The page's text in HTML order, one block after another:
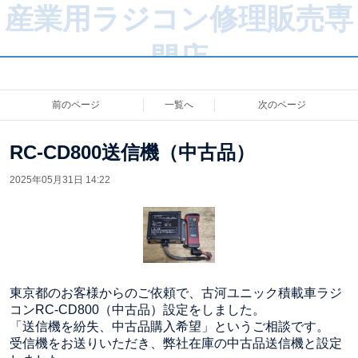
産業用ラジコン修理販売専
門店
前のページ 一覧へ 次のページ
RC-CD800送信機（中古品）
2025年05月31日 14:22
東京都のお客様からのご依頼で、古河ユニック積載車ラジ
コンRC-CD800（中古品）設定をしました。
「送信機を紛失、中古品購入希望」というご相談です。
受信機をお送りいただき、弊社在庫の中古品送信機と設定